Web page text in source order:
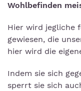
Wohlbefinden
Hier wird jegliche
gewiesen, die
hier wird die
Indem sie sich
sperrt sie sich